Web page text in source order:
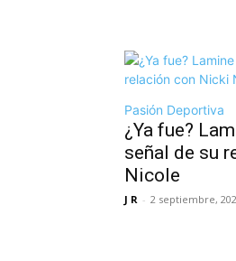
Pasión Deportiva
¿Ya fue?
señal de su
Nicole
J R - 2 septiembre,